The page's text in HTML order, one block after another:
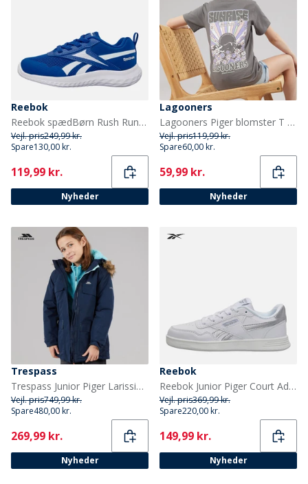
Reebok
Reebok spædBørn Rush Runner 5 elastiske snørebånd neutrale løbesko Vector Blue/Vector Blue/Hvid
Vejl. pris249,99 kr.
Spare130,00 kr.
Current
119,99 kr.
Nyheder
Lagooners
Lagooners Piger blomster T shirt Charcoal
Vejl. pris119,99 kr.
Spare60,00 kr.
Current
59,99 kr.
Nyheder
Trespass
Trespass Junior Piger Larission Isoleret Vandtæt Parka Navy
Vejl. pris749,99 kr.
Spare480,00 kr.
Current
269,99 kr.
Nyheder
Reebok
Reebok Junior Piger Court Advance Træningssko Hvid/Hvid/Silver Metallic
Vejl. pris369,99 kr.
Spare220,00 kr.
Current
149,99 kr.
Nyheder